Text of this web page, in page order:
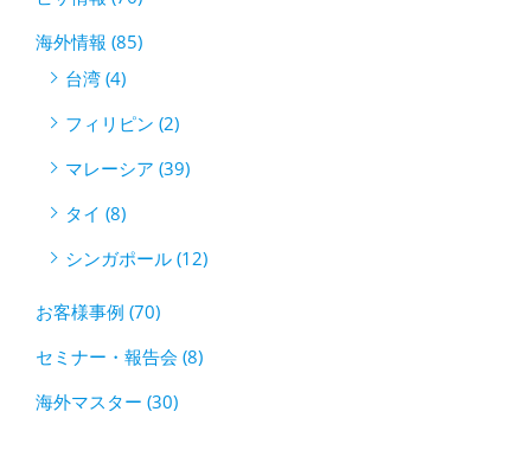
海外情報 (85)
台湾 (4)
フィリピン (2)
マレーシア (39)
タイ (8)
シンガポール (12)
お客様事例 (70)
セミナー・報告会 (8)
海外マスター (30)